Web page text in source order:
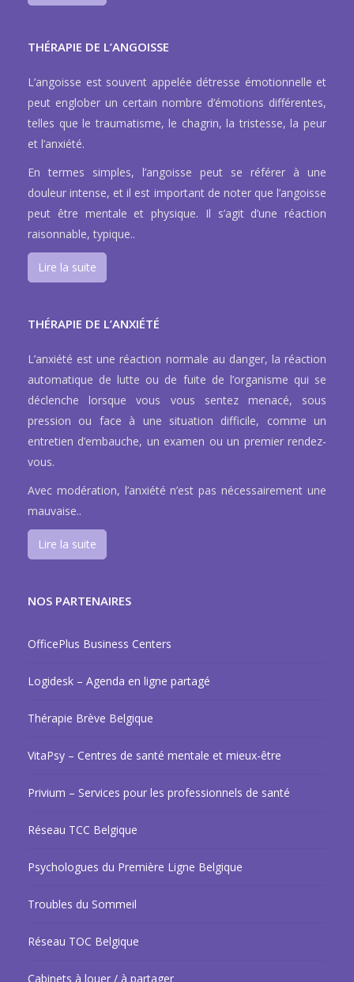
THÉRAPIE DE L’ANGOISSE
L’angoisse est souvent appelée détresse émotionnelle et
peut englober un certain nombre d’émotions différentes,
telles que le traumatisme, le chagrin, la tristesse, la peur
et l’anxiété.
En termes simples, l’angoisse peut se référer à une
douleur intense, et il est important de noter que l’angoisse
peut être mentale et physique. Il s’agit d’une réaction
raisonnable, typique..
Lire la suite
THÉRAPIE DE L’ANXIÉTÉ
L’anxiété est une réaction normale au danger, la réaction
automatique de lutte ou de fuite de l’organisme qui se
déclenche lorsque vous vous sentez menacé, sous
pression ou face à une situation difficile, comme un
entretien d’embauche, un examen ou un premier rendez-
vous.
Avec modération, l’anxiété n’est pas nécessairement une
mauvaise..
Lire la suite
NOS PARTENAIRES
OfficePlus Business Centers
Logidesk – Agenda en ligne partagé
Thérapie Brève Belgique
VitaPsy – Centres de santé mentale et mieux-être
Privium – Services pour les professionnels de santé
Réseau TCC Belgique
Psychologues du Première Ligne Belgique
Troubles du Sommeil
Réseau TOC Belgique
Cabinets à louer / à partager